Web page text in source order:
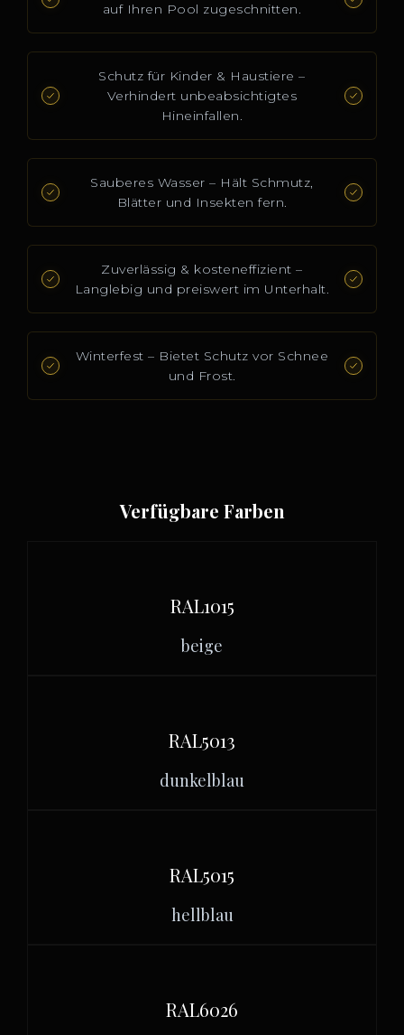
auf Ihren Pool zugeschnitten.
Schutz für Kinder & Haustiere –
Verhindert unbeabsichtigtes
Hineinfallen.
Sauberes Wasser – Hält Schmutz,
Blätter und Insekten fern.
Zuverlässig & kosteneffizient –
Langlebig und preiswert im Unterhalt.
Winterfest – Bietet Schutz vor Schnee
und Frost.
Verfügbare Farben
RAL1015
beige
RAL5013
dunkelblau
RAL5015
hellblau
RAL6026